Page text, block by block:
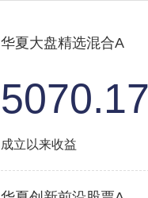
华夏大盘精选混合A
成立以来收益